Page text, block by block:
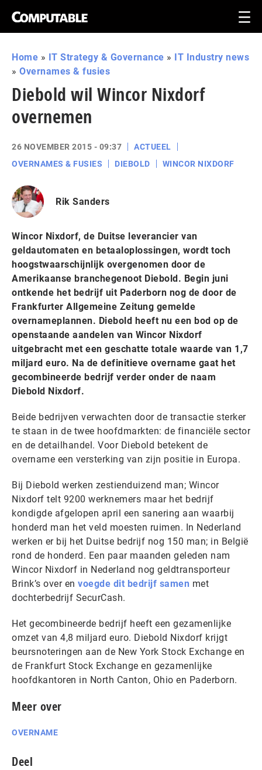
Home » IT Strategy & Governance » IT Industry news
» Overnames & fusies
Diebold wil Wincor Nixdorf
overnemen
26 NOVEMBER 2015 - 09:37
ACTUEEL
OVERNAMES & FUSIES
DIEBOLD WINCOR NIXDORF
Rik Sanders
Wincor Nixdorf, de Duitse leverancier van
geldautomaten en betaaloplossingen, wordt toch
hoogstwaarschijnlijk overgenomen door de
Amerikaanse branchegenoot Diebold. Begin juni
ontkende het bedrijf uit Paderborn nog de door de
Frankfurter Allgemeine Zeitung gemelde
overnameplannen. Diebold heeft nu een bod op de
openstaande aandelen van Wincor Nixdorf
uitgebracht met een geschatte totale waarde van 1,7
miljard euro. Na de definitieve overname gaat het
gecombineerde bedrijf verder onder de naam
Diebold Nixdorf.
Beide bedrijven verwachten door de transactie sterker
te staan in de twee hoofdmarkten: de financiële sector
en de detailhandel. Voor Diebold betekent de
overname een versterking van zijn positie in Europa.
Bij Diebold werken zestienduizend man; Wincor
Nixdorf telt 9200 werknemers maar het bedrijf
kondigde afgelopen april een sanering aan waarbij
honderd man het veld moesten ruimen. In Nederland
werken er bij het Duitse bedrijf nog 150 man; in België
rond de honderd. Een paar maanden geleden nam
Wincor Nixdorf in Nederland nog geldtransporteur
Brink’s over en voegde dit bedrijf samen met
dochterbedrijf SecurCash.
Het gecombineerde bedrijf heeft een gezamenlijke
omzet van 4,8 miljard euro. Diebold Nixdorf krijgt
beursnoteringen aan de New York Stock Exchange en
de Frankfurt Stock Exchange en gezamenlijke
hoofdkantoren in North Canton, Ohio en Paderborn.
Meer over
OVERNAME
Deel